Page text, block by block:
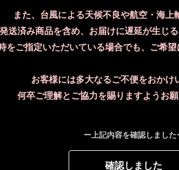
■
機
を
■
2
■
また、台風による天候不良や航空・海上
発送済み商品を含め、お届けに遅延が生じ
をご指定いただいている場合でも、ご希望
お客様には多大なるご不便をおかけ
何卒ご理解とご協力を賜りますようお願
ー上記内容を確認しました
確認しました